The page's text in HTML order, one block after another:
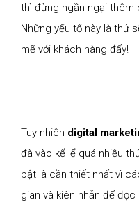
thì đừng ngần ngại thêm
Những yếu tố này là thứ
mẽ với khách hàng đấy!
Tuy nhiên digital
đà vào kể lể quá nhiều
bật là cần thiết nhất vì
gian và kiên nhẫn để